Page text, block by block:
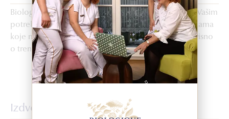
Biologique Recherche tretmani tijela su prilagođeni Vašim
potrebama. Dužina tretmana ovisi o različitim tehnikama
koje mogu biti primjenjene za što bolje rezultate, ovisno
o trenutnom stanju kože Vašeg tijela.
Izdvojeni proizvodi